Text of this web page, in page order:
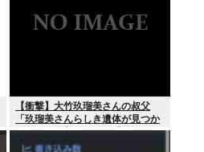
【衝撃】大竹玖瑠美さんの叔父
「玖瑠美さんらしき遺体が見つか
った」玖瑠美さんの母「ギャー
！！ 」